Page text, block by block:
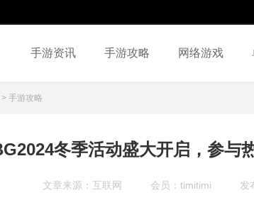
手游资讯 手游攻略 网络游戏
> 手游攻略
冬季活动盛大开启，参与
文章来源：互联网 会员：timitimi 发